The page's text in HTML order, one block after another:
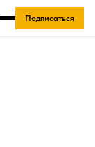
Подписаться